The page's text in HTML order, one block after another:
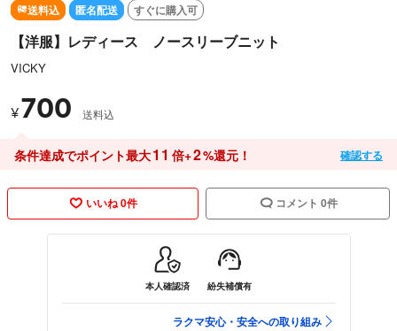
送料込 匿名配送 すぐに購入可
【洋服】レディース ノースリーブニット
VICKY
¥700 送料込
条件達成でポイント最大11 倍+2%還元！ 確認する
いいね 0件 コメント 0件
本人確認済 紛失補償有
ラクマ安心・安全への取り組み